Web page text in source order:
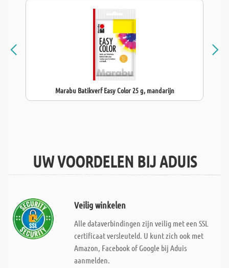
Marabu Batikverf Easy Color 25 g, mandarijn
UW VOORDELEN BIJ ADUIS
Veilig winkelen
Alle dataverbindingen zijn veilig met een SSL
certificaat versleuteld. U kunt zich ook met
Amazon, Facebook of Google bij Aduis
aanmelden.